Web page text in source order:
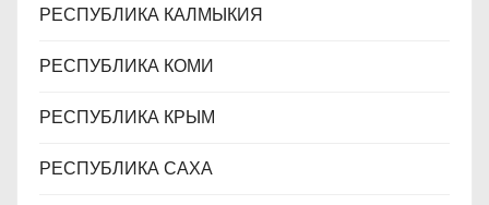
РЕСПУБЛИКА КАЛМЫКИЯ
РЕСПУБЛИКА КОМИ
РЕСПУБЛИКА КРЫМ
РЕСПУБЛИКА САХА